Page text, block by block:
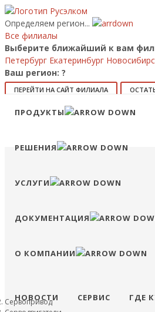
Определяем регион...
Все филиалы
Выберите ближайший к вам
Петербург Екатеринбург
Ваш регион: ?
ПЕРЕЙТИ НА САЙТ ФИЛИАЛА
Сравнение
ПРОДУКТЫ
РЕШЕНИЯ
УСЛУГИ
ДОКУМЕНТАЦИЯ
О КОМПАНИИ
НОВОСТИ СЕРВИС ГДЕ
Сервопривод